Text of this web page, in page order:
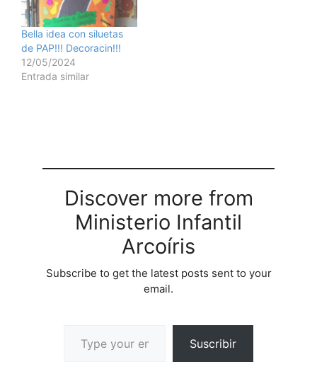
Bella idea con siluetas
de PAP!!! Decoracin!!!
12/05/2024
Entrada similar
Discover more from
Ministerio Infantil
Arcoíris
Subscribe to get the latest posts sent to your
email.
Suscribir